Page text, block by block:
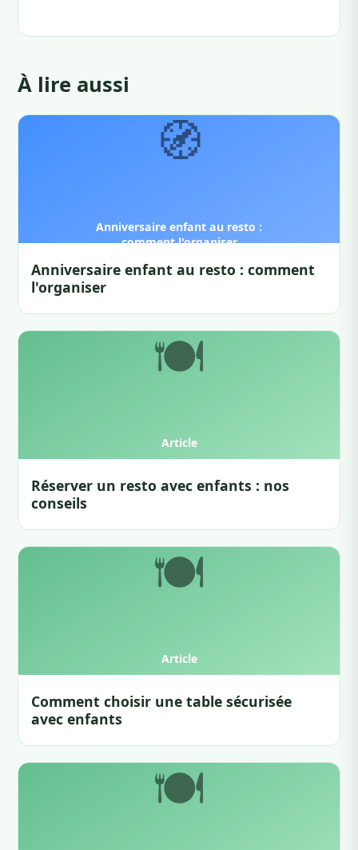
À lire aussi
Anniversaire enfant au resto : comment
l'organiser
Réserver un resto avec enfants : nos
conseils
Comment choisir une table sécurisée
avec enfants